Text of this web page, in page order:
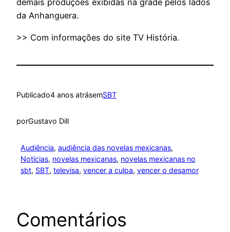
demais produções exibidas na grade pelos lados
da Anhanguera.
>> Com informações do site TV História.
Publicado4 anos atrásemSBT
porGustavo Dill
Audiência, audiência das novelas mexicanas
Notícias, novelas mexicanas, novelas mexicanas no
sbt, SBT, televisa, vencer a culpa, vencer o desamor
Comentários